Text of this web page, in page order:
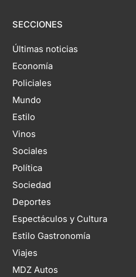
SECCIONES
Últimas noticias
Economía
Policiales
Mundo
Estilo
Vinos
Sociales
Política
Sociedad
Deportes
Espectáculos y Cultura
Estilo Gastronomía
Viajes
MDZ Autos